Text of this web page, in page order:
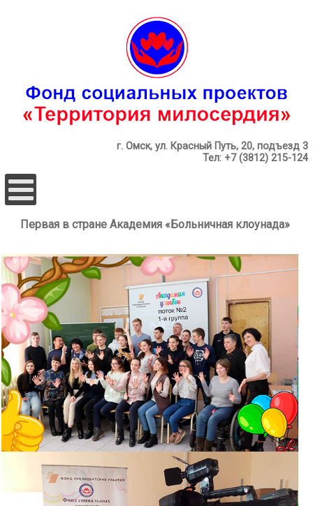
г. Омск, ул. Красный Путь, 20, подъезд 3
Тел: +7 (3812) 215-124
Первая в стране Академия «Больничная клоунада»